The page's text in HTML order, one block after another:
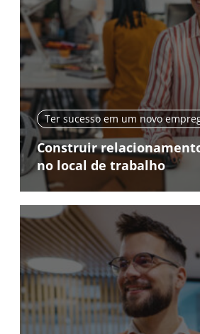
Ter sucesso em um novo
Construir
no local de trabalho